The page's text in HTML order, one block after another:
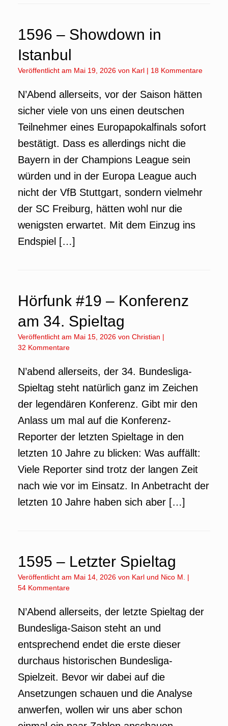
1596 – Showdown in
Istanbul
Veröffentlicht am Mai 19, 2026 von Karl | 18 Kommentare
N’Abend allerseits, vor der Saison hätten
sicher viele von uns einen deutschen
Teilnehmer eines Europapokalfinals sofort
bestätigt. Dass es allerdings nicht die
Bayern in der Champions League sein
würden und in der Europa League auch
nicht der VfB Stuttgart, sondern vielmehr
der SC Freiburg, hätten wohl nur die
wenigsten erwartet. Mit dem Einzug ins
Endspiel […]
Hörfunk #19 – Konferenz
am 34. Spieltag
Veröffentlicht am Mai 15, 2026 von Christian |
32 Kommentare
N’abend allerseits, der 34. Bundesliga-
Spieltag steht natürlich ganz im Zeichen
der legendären Konferenz. Gibt mir den
Anlass um mal auf die Konferenz-
Reporter der letzten Spieltage in den
letzten 10 Jahre zu blicken: Was auffällt:
Viele Reporter sind trotz der langen Zeit
nach wie vor im Einsatz. In Anbetracht der
letzten 10 Jahre haben sich aber […]
1595 – Letzter Spieltag
Veröffentlicht am Mai 14, 2026 von Karl und Nico M.
|
54 Kommentare
N’Abend allerseits, der letzte Spieltag der
Bundesliga-Saison steht an und
entsprechend endet die erste dieser
durchaus historischen Bundesliga-
Spielzeit. Bevor wir dabei auf die
Ansetzungen schauen und die Analyse
anwerfen, wollen wir uns aber schon